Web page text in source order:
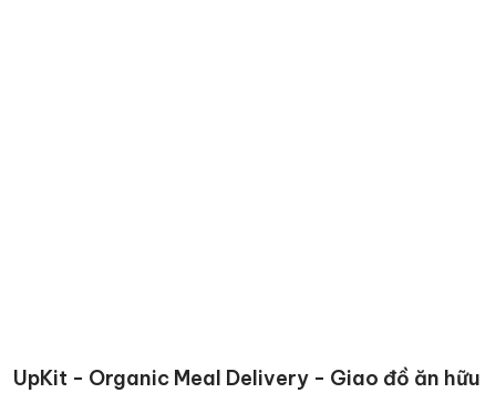
UpKit - Organic Meal Delivery - Giao đồ ăn hữu